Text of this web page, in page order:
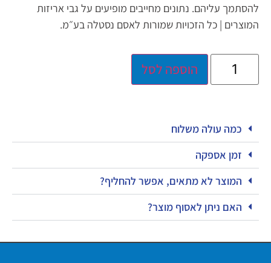
להסתמך עליהם. נתונים מחייבים מופיעים על גבי אריזות
המוצרים | כל הזכויות שמורות לאסם נסטלה בע״מ.
הוספה לסל
כמה עולה משלוח
זמן אספקה
המוצר לא מתאים, אפשר להחליף?
האם ניתן לאסוף מוצר?